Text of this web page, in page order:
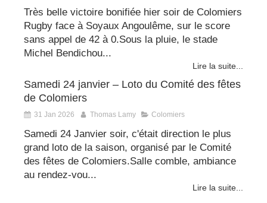
Très belle victoire bonifiée hier soir de Colomiers
Rugby face à Soyaux Angoulême, sur le score
sans appel de 42 à 0.Sous la pluie, le stade
Michel Bendichou...
Lire la suite...
Samedi 24 janvier – Loto du Comité des fêtes
de Colomiers
31 Jan 2026 Thomas Lamy Colomiers
Samedi 24 Janvier soir, c'était direction le plus
grand loto de la saison, organisé par le Comité
des fêtes de Colomiers.Salle comble, ambiance
au rendez-vou...
Lire la suite...